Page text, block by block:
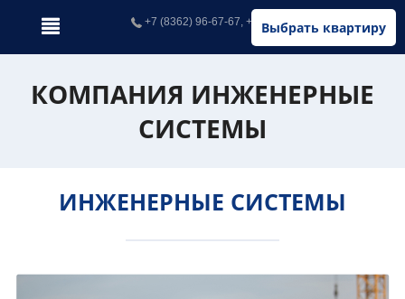
Выбрать квартиру
+7 (8362) 96-67-67, +7 (902) 326-67-67
КОМПАНИЯ ИНЖЕНЕРНЫЕ
СИСТЕМЫ
ИНЖЕНЕРНЫЕ СИСТЕМЫ